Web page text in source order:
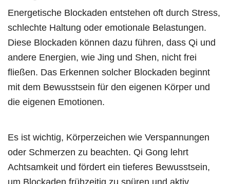
Energetische Blockaden entstehen oft durch Stress,
schlechte Haltung oder emotionale Belastungen.
Diese Blockaden können dazu führen, dass Qi und
andere Energien, wie Jing und Shen, nicht frei
fließen. Das Erkennen solcher Blockaden beginnt
mit dem Bewusstsein für den eigenen Körper und
die eigenen Emotionen.
Es ist wichtig, Körperzeichen wie Verspannungen
oder Schmerzen zu beachten. Qi Gong lehrt
Achtsamkeit und fördert ein tieferes Bewusstsein,
um Blockaden frühzeitig zu spüren und aktiv